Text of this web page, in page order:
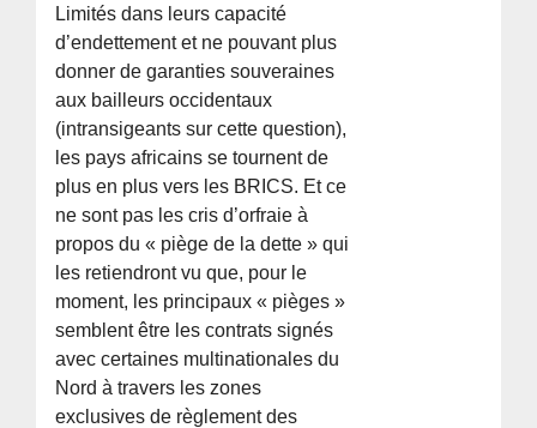
Limités dans leurs capacité
d’endettement et ne pouvant plus
donner de garanties souveraines
aux bailleurs occidentaux
(intransigeants sur cette question),
les pays africains se tournent de
plus en plus vers les BRICS. Et ce
ne sont pas les cris d’orfraie à
propos du « piège de la dette » qui
les retiendront vu que, pour le
moment, les principaux « pièges »
semblent être les contrats signés
avec certaines multinationales du
Nord à travers les zones
exclusives de règlement des